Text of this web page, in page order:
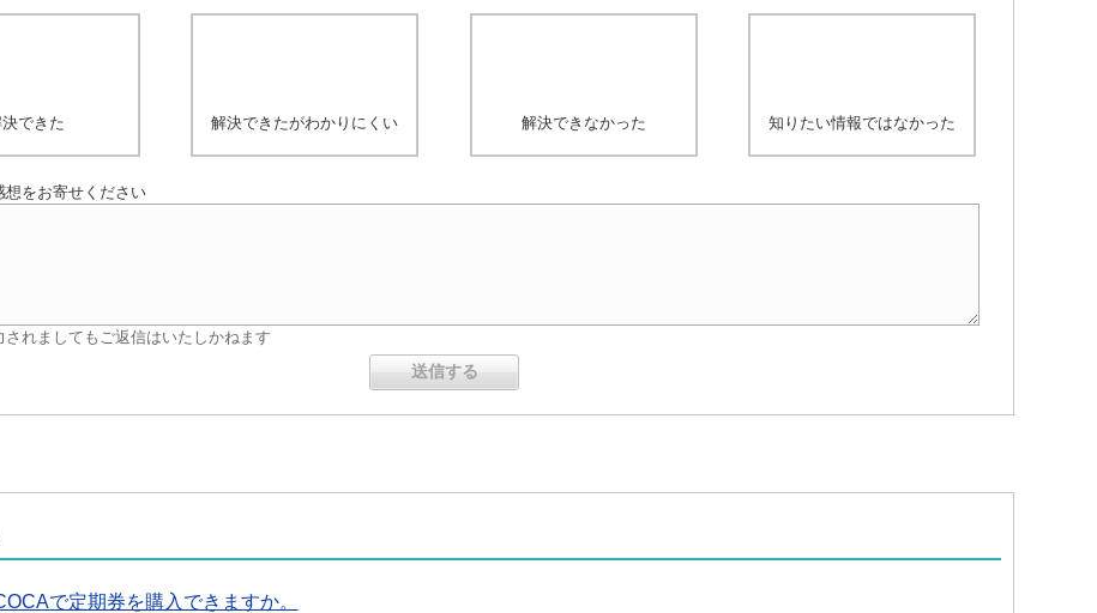
できた 解決できたがわかりにくい 解決できなかった 知りたい情報ではなかった
想をお寄せください
されましてもご返信はいたしかねます
で定期券を購入できますか。